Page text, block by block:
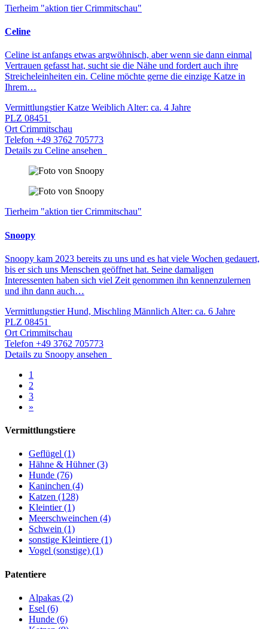
Tierheim "aktion tier Crimmitschau"
Celine
Celine ist anfangs etwas argwöhnisch, aber wenn sie dann einmal
Vertrauen gefasst hat, sucht sie die Nähe und fordert auch ihre
Streicheleinheiten ein. Celine möchte gerne die einzige Katze in
Ihrem…
Vermittlungstier Katze Weiblich Alter: ca. 4 Jahre
PLZ 08451
Ort Crimmitschau
Telefon +49 3762 705773
Details zu Celine ansehen
Tierheim "aktion tier Crimmitschau"
Snoopy
Snoopy kam 2023 bereits zu uns und es hat viele Wochen gedauert,
bis er sich uns Menschen geöffnet hat. Seine damaligen
Interessenten haben sich viel Zeit genommen ihn kennenzulernen
und ihn dann auch…
Vermittlungstier Hund, Mischling Männlich Alter: ca. 6 Jahre
PLZ 08451
Ort Crimmitschau
Telefon +49 3762 705773
Details zu Snoopy ansehen
1
2
3
»
Vermittlungstiere
Geflügel (1)
Hähne & Hühner (3)
Hunde (76)
Kaninchen (4)
Katzen (128)
Kleintier (1)
Meerschweinchen (4)
Schwein (1)
sonstige Kleintiere (1)
Vogel (sonstige) (1)
Patentiere
Alpakas (2)
Esel (6)
Hunde (6)